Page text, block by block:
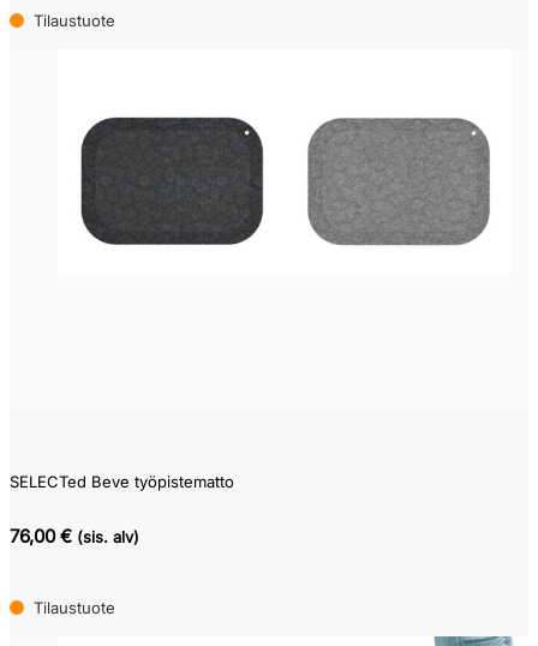
Tilaustuote
SELECTed Beve työpistematto
76,00 € (sis. alv)
Tilaustuote